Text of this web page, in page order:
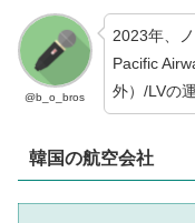
@b_o_bros
2023年、
Pacific
外）/LVの
韓国の航空会社